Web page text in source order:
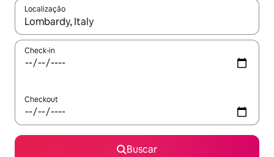
Localização
Quando os resultados estiverem disponíveis, explore-os
Check-in
Checkout
Buscar